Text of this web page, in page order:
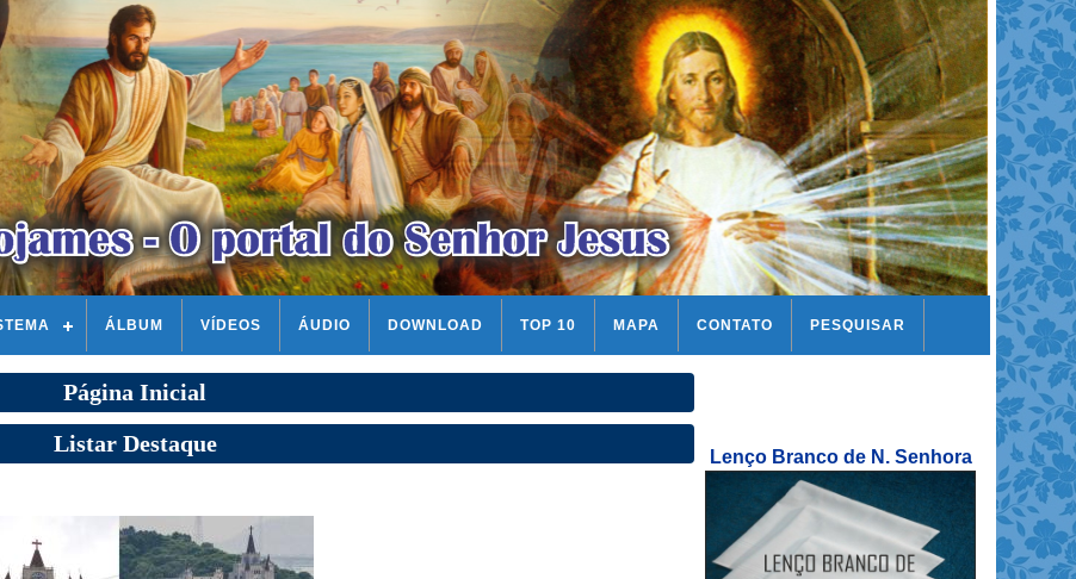
ÁLBUM VÍDEOS ÁUDIO DOWNLOAD TOP 10 MAPA CONTATO PESQUISAR
Página Inicial
Listar Destaque
Lenço Branco de N. Senhora